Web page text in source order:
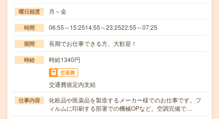
曜日頻度 月～金
時間 06:55～15:2514:55～23:2522:55～07:25
期間 長期でお仕事できる方、大歓迎！
時給 時給1340円
交通費
交通費規定内支給
仕事内容
化粧品や医薬品を製造するメーカー様でのお仕事です。フ
ィルムに印刷する部署での機械OPなど。空調完備で…